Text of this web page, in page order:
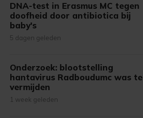
DNA-test in Erasmus MC tegen
doofheid door antibiotica bij
baby's
5 dagen geleden
Onderzoek: blootstelling
hantavirus Radboudumc was te
vermijden
1 week geleden